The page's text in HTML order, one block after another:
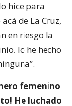
hice para
de La Cruz,
en riesgo la
lo he hecho
femenino
He luchado